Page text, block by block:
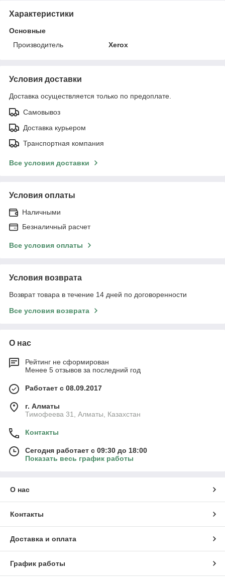
Характеристики
Основные
Производитель
Xerox
Условия доставки
Доставка осуществляется только по предоплате.
Самовывоз
Доставка курьером
Транспортная компания
Все условия доставки
Условия оплаты
Наличными
Безналичный расчет
Все условия оплаты
Условия возврата
Возврат товара в течение 14 дней по договоренности
Все условия возврата
О нас
Рейтинг не сформирован
Менее 5 отзывов за последний год
Работает с 08.09.2017
г. Алматы
Тимофеева 31, Алматы, Казахстан
Контакты
Сегодня работает с 09:30 до 18:00
Показать весь график работы
О нас
Контакты
Доставка и оплата
График работы